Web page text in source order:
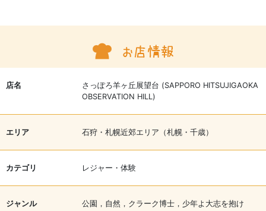
店名
さっぽろ羊ヶ丘展望台 (SAPPORO HITSUJIGAOKA
OBSERVATION HILL)
エリア 石狩・札幌近郊エリア（札幌・千歳）
カテゴリ レジャー・体験
ジャンル 公園，自然，クラーク博士，少年よ大志を抱け